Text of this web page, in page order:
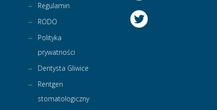
Regulamin
RODO
Polityka
prywatności
Dentysta Gliwice
Rentgen
stomatologiczny